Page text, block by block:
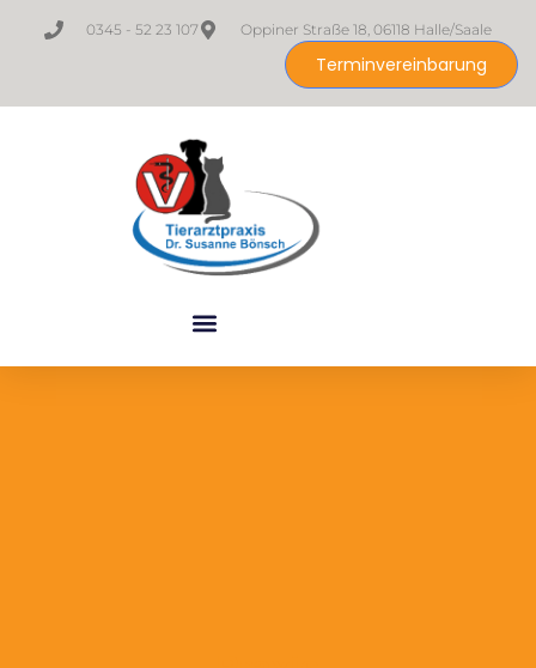
0345 - 52 23 107 Oppiner Straße 18, 06118 Halle/Saale
Terminvereinbarung